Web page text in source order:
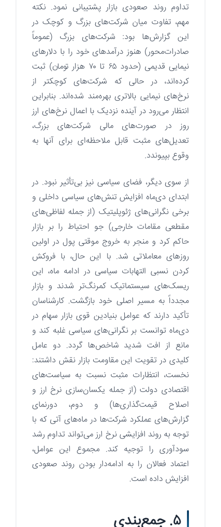
تداوم روند صعودی بازار پشتیبانی نمود. نکته
مهم، تفاوت میان شرکت‌های بزرگ و کوچک در
این گزارش‌ها بود: شرکت‌های بزرگ (عموماً
صادرات‌محور) هنوز درآمدهای خود را با دلارهای
نیمایی قدیمی (حدود ۶۵ تا ۷۰ هزار تومان) ثبت
کرده‌اند، در حالی که شرکت‌های کوچکتر از
نرخ‌های نیمایی بالاتری بهره‌مند شده‌اند. بنابراین
انتظار می‌رود در آینده نزدیک با اعمال نرخ‌های ارز
روز در صورت‌های مالی شرکت‌های بزرگ،
تعدیل‌های مثبت قابل ملاحظه‌ای برای آنها به
وقوع بپیوندد.
از سوی دیگر، فضای سیاسی نیز بی‌تأثیر نبود. در
ابتدای دی‌ماه افزایش تنش‌های سیاسی داخلی و
برخی نگرانی‌های ژئوپلیتیک (از جمله لفاظی‌های
مقطعی مقامات خارجی) جو احتیاط را بر بازار
حاکم کرد و منجر به خروج موقتی پول در اولین
روزهای معاملاتی شد. با این حال، با فروکش
کردن نسبی التهابات سیاسی در ادامه ماه، این
ریسک‌های سیستماتیک کمرنگ‌تر شدند و بازار
مجدداً به مسیر اصلی خود بازگشت. کارشناسان
تأکید دارند که عوامل بنیادین قوی بازار سهام در
دی‌ماه توانست بر نگرانی‌های سیاسی غلبه کند و
مانع از افت شدید شاخص‌ها گردد. دو عامل
کلیدی در تقویت این مقاومت بازار نقش داشتند:
نخست، انتظارات مثبت نسبت به سیاست‌های
اقتصادی دولت (از جمله یکسان‌سازی نرخ ارز و
اصلاح قیمت‌گذاری‌ها) و دوم، دورنمای
گزارش‌های عملکرد شرکت‌ها در ماه‌های آتی که با
توجه به روند افزایشی نرخ ارز می‌تواند تداوم رشد
سودآوری را توجیه کند. مجموع این عوامل،
اعتماد فعالان را به ادامه‌دار بودن روند صعودی
افزایش داده است.
۵. جمع‌بندی